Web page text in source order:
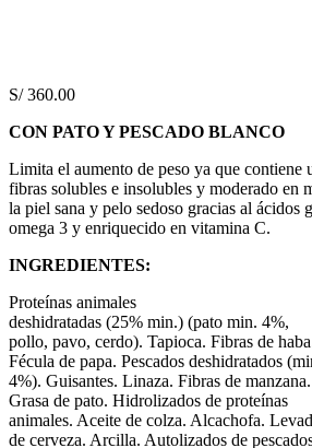
S/360.00
CON PATO Y PESCADO BLANCO
Limita el aumento de peso ya que contiene
fibras solubles e insolubles y moderado en
la piel sana y pelo sedoso gracias al ácidos
omega 3 y enriquecido en vitamina C.
INGREDIENTES:
Proteínas animales
deshidratadas (25% min.) (pato min. 4%,
pollo, pavo, cerdo). Tapioca. Fibras de
Fécula de papa. Pescados deshidratados
4%). Guisantes. Linaza. Fibras de manzana.
Grasa de pato. Hidrolizados de proteínas
animales. Aceite de colza. Alcachofa.
de cerveza. Arcilla. Autolizados de